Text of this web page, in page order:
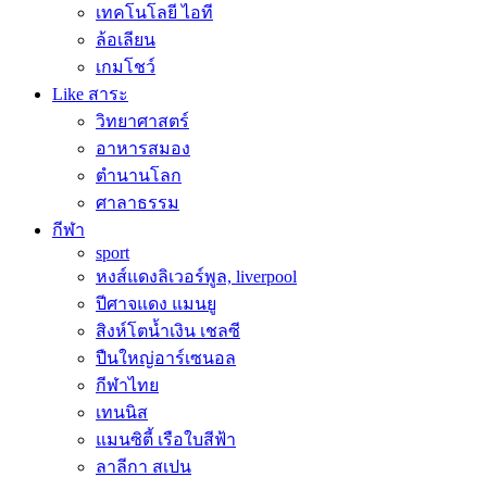
เทคโนโลยี ไอที
ล้อเลียน
เกมโชว์
Like สาระ
วิทยาศาสตร์
อาหารสมอง
ตำนานโลก
ศาลาธรรม
กีฬา
sport
หงส์แดงลิเวอร์พูล, liverpool
ปีศาจแดง แมนยู
สิงห์โตน้ำเงิน เชลซี
ปืนใหญ่อาร์เซนอล
กีฬาไทย
เทนนิส
แมนซิตี้ เรือใบสีฟ้า
ลาลีกา สเปน